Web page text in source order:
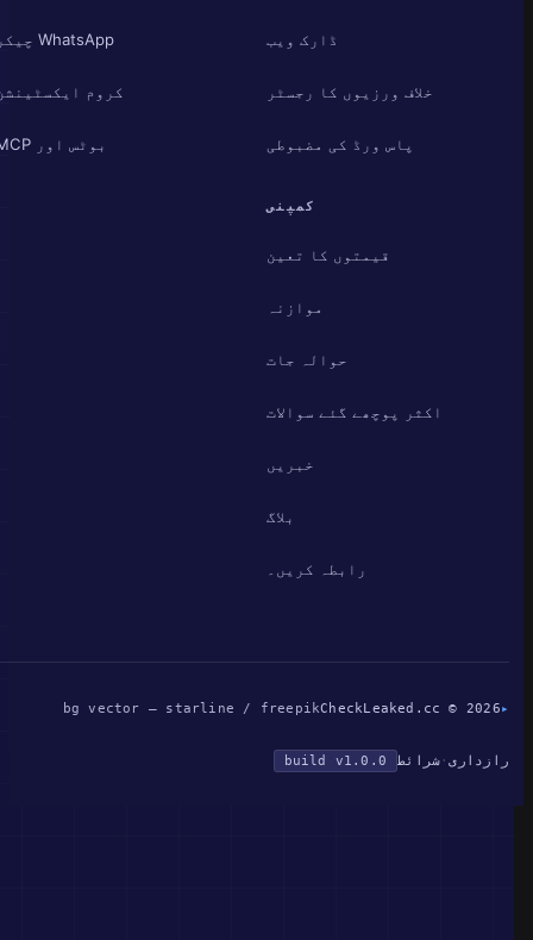
ڈارک ویب
خلاف ورزیوں کا رجسٹر
پاس ورڈ کی مضبوطی
WhatsApp چیکر
کروم ایکسٹینشن
بوٹس اور MCP
کمپنی
قیمتوں کا تعین
موازنہ
حوالہ جات
اکثر پوچھے گئے سوالات
خبریں
بلاگ
رابطہ کریں۔
CheckLeaked.cc © 2026
bg vector — starline / freepik
رازداری · شرائط build v1.0.0